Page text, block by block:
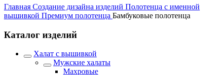
Главная Создание дизайна изделий Полотенца с именной
вышивкой Премиум полотенца Бамбуковые полотенца
Каталог изделий
Халат с вышивкой
Мужские халаты
Махровые